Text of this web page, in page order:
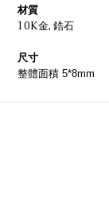
材質
10K金, 鋯石
尺寸
整體面積 5*8mm